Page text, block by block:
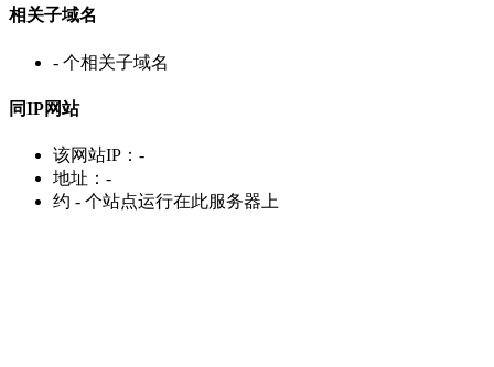
相关子域名
- 个相关子域名
同IP网站
该网站IP： -
地址： -
约 - 个站点运行在此服务器上